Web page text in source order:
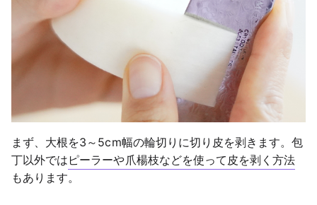
まず、大根を3～5cm幅の輪切りに切り皮を剥きます。包
丁以外では ピーラーや爪楊枝などを使って皮を剥く方法
もあります。